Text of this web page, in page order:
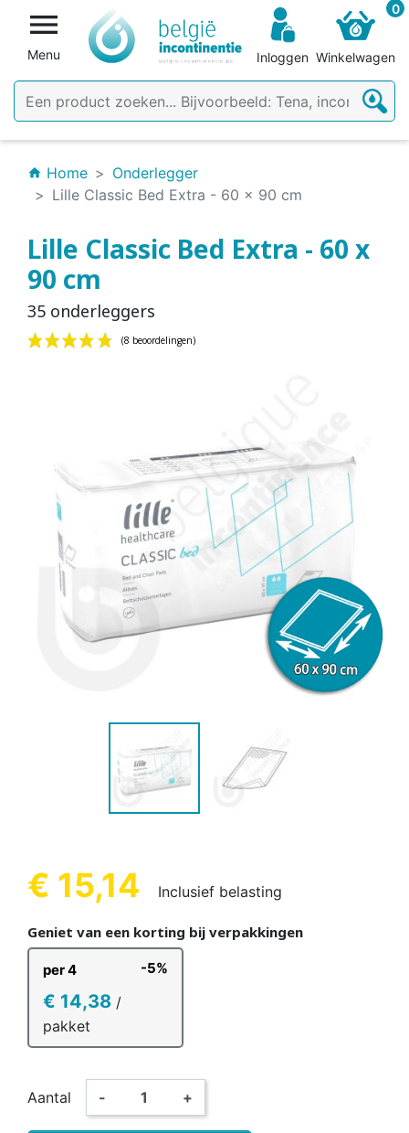

Menu Inloggen
0
Winkelwagen
home Home
Onderlegger
Lille Classic Bed Extra - 60 x 90 cm
Lille Classic Bed Extra - 60 x
90 cm
35 onderleggers
€ 15,14 Inclusief belasting
Geniet van een korting bij verpakkingen
per 4 -5%
€ 14,38 /
pakket
Aantal - +